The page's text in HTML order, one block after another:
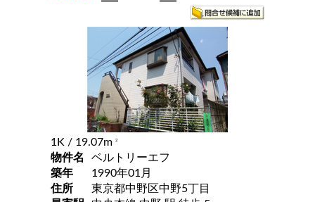
1K / 19.07m 2
物件名
ベルトリーエフ
築年
1990年01月
住所
東京都中野区中野5丁目